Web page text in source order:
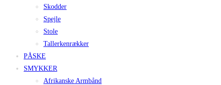
Skodder
Spejle
Stole
Tallerkenrækker
PÅSKE
SMYKKER
Afrikanske Armbånd